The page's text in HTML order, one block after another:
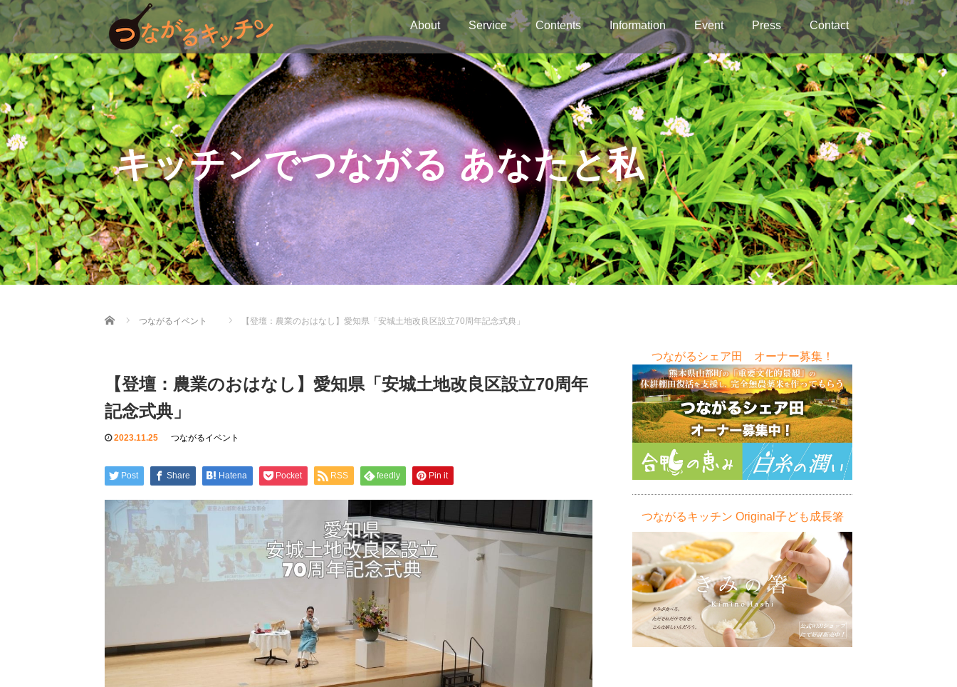
About Service Contents Information Event Press Contact
キッチンでつながる あなたと私
Home つながるイベント 【登壇：農業のおはなし】愛知県「安城土地改良区設立70周年記念式典」
【登壇：農業のおはなし】愛知県「安城土地改良区設立70周年
記念式典」
2023.11.25 つながるイベント
Post Share Hatena Pocket RSS feedly Pin it
つながるシェア田 オーナー募集！
つながるキッチン Original子ども成長箸